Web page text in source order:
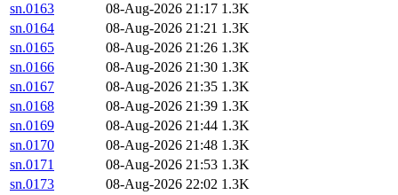
sn.0163
08-Aug-2026 21:17 1.3K
sn.0164
08-Aug-2026 21:21 1.3K
sn.0165
08-Aug-2026 21:26 1.3K
sn.0166
08-Aug-2026 21:30 1.3K
sn.0167
08-Aug-2026 21:35 1.3K
sn.0168
08-Aug-2026 21:39 1.3K
sn.0169
08-Aug-2026 21:44 1.3K
sn.0170
08-Aug-2026 21:48 1.3K
sn.0171
08-Aug-2026 21:53 1.3K
sn.0173
08-Aug-2026 22:02 1.3K